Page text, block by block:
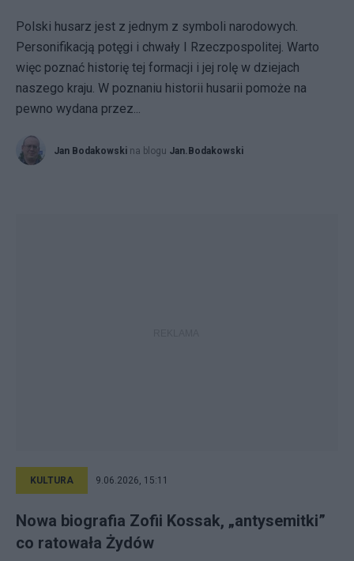
Polski husarz jest z jednym z symboli narodowych.
Personifikacją potęgi i chwały I Rzeczpospolitej. Warto
więc poznać historię tej formacji i jej rolę w dziejach
naszego kraju. W poznaniu historii husarii pomoże na
pewno wydana przez...
Jan Bodakowski na blogu Jan.Bodakowski
KULTURA 9.06.2026, 15:11
Nowa biografia Zofii Kossak, „antysemitki”
co ratowała Żydów